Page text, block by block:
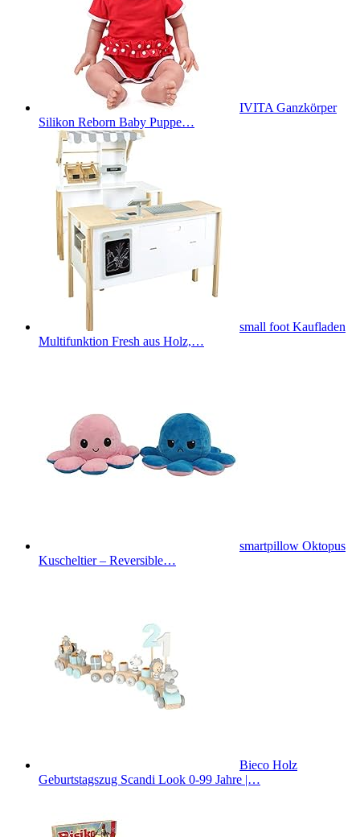
IVITA Ganzkörper
Silikon Reborn Baby Puppe…
small foot Kaufladen
Multifunktion Fresh aus Holz,…
smartpillow Oktopus
Kuscheltier – Reversible…
Bieco Holz
Geburtstagszug Scandi Look 0-99 Jahre |…